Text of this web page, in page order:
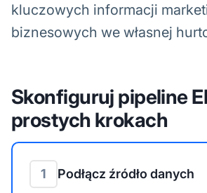
kluczowych informacji
biznesowych we własnej
Skonfiguruj pipeline
prostych krokach
1 Podłącz źródło danych